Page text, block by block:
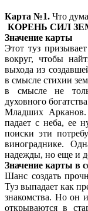
Карта №1. Что
КОРЕНЬ СИЛ
Значение карты
Этот туз призывает
вокруг, чтобы
выхода из
в смысле стихии
в смысле не
духовного
Младших Арканов.
падает с неба, ее
поиски эти
винограднике.
надежды, но еще и
Значение карты в
Шанс создать
Туз выпадает как
знакомства. Но он
открываются в